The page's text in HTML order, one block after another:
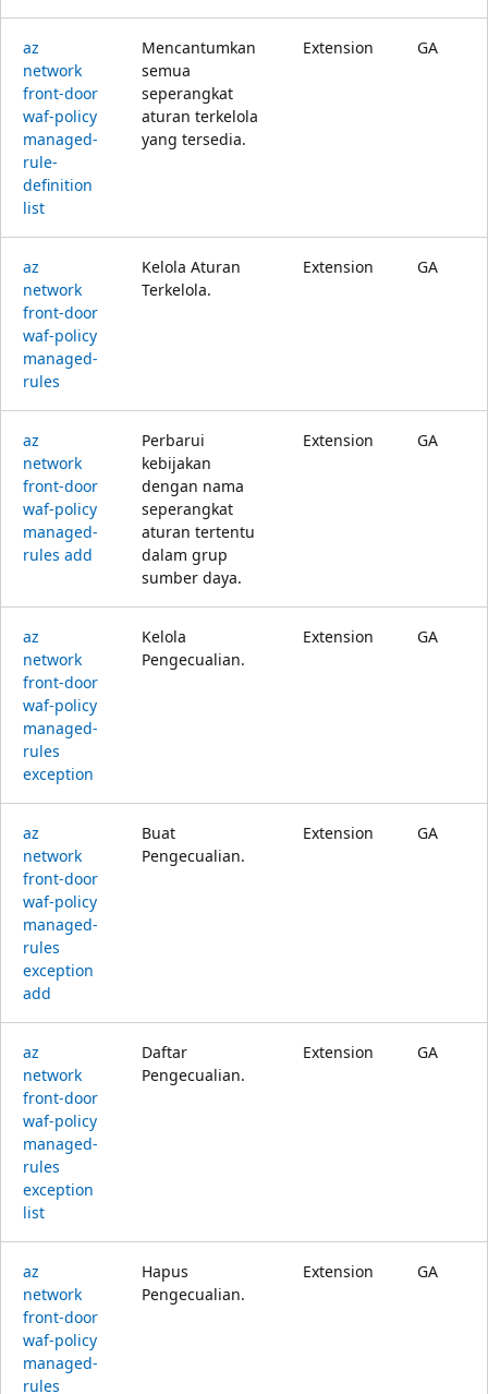
az
network
front-door
waf-policy
managed-
rule-
definition
list
Mencantumkan
semua
seperangkat
aturan terkelola
yang tersedia.
Extension GA
az
network
front-door
waf-policy
managed-
rules
Kelola Aturan
Terkelola.
Extension GA
az
network
front-door
waf-policy
managed-
rules add
Perbarui
kebijakan
dengan nama
seperangkat
aturan tertentu
dalam grup
sumber daya.
Extension GA
az
network
front-door
waf-policy
managed-
rules
exception
Kelola
Pengecualian.
Extension GA
az
network
front-door
waf-policy
managed-
rules
exception
add
Buat
Pengecualian.
Extension GA
az
network
front-door
waf-policy
managed-
rules
exception
list
Daftar
Pengecualian.
Extension GA
az
network
front-door
waf-policy
managed-
rules
Hapus
Pengecualian.
Extension GA